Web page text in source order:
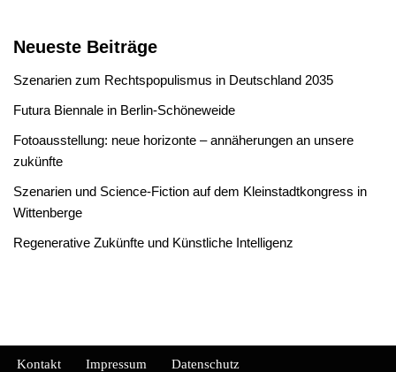
Neueste Beiträge
Szenarien zum Rechtspopulismus in Deutschland 2035
Futura Biennale in Berlin-Schöneweide
Fotoausstellung: neue horizonte – annäherungen an unsere
zukünfte
Szenarien und Science-Fiction auf dem Kleinstadtkongress in
Wittenberge
Regenerative Zukünfte und Künstliche Intelligenz
Kontakt Impressum Datenschutz